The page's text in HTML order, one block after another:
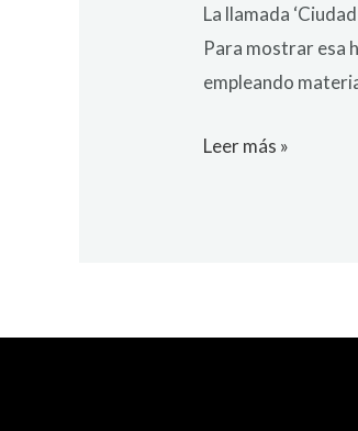
La llamada
Para mostrar esa
empleando
Leer más »